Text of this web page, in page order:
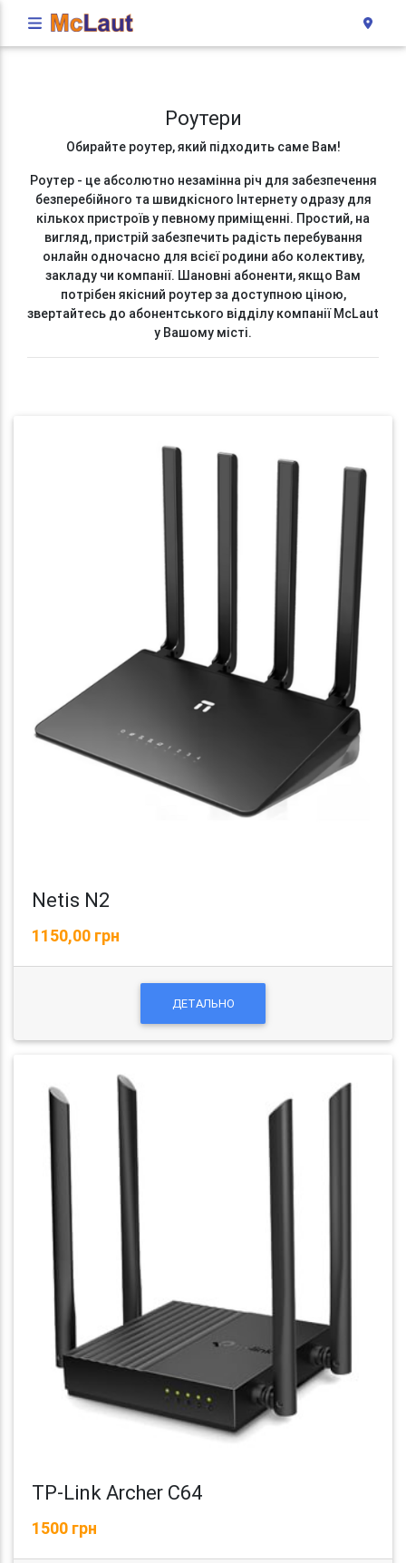
Роутери
Обирайте роутер, який підходить саме Вам!
Роутер - це абсолютно незамінна річ для забезпечення
безперебійного та швидкісного Інтернету одразу для
кількох пристроїв у певному приміщенні. Простий, на
вигляд, пристрій забезпечить радість перебування
онлайн одночасно для всієї родини або колективу,
закладу чи компанії. Шановні абоненти, якщо Вам
потрібен якісний роутер за доступною ціною,
звертайтесь до абонентського відділу компанії McLaut
у Вашому місті.
Netis N2
1150,00 грн
ДЕТАЛЬНО
TP-Link Archer C64
1500 грн